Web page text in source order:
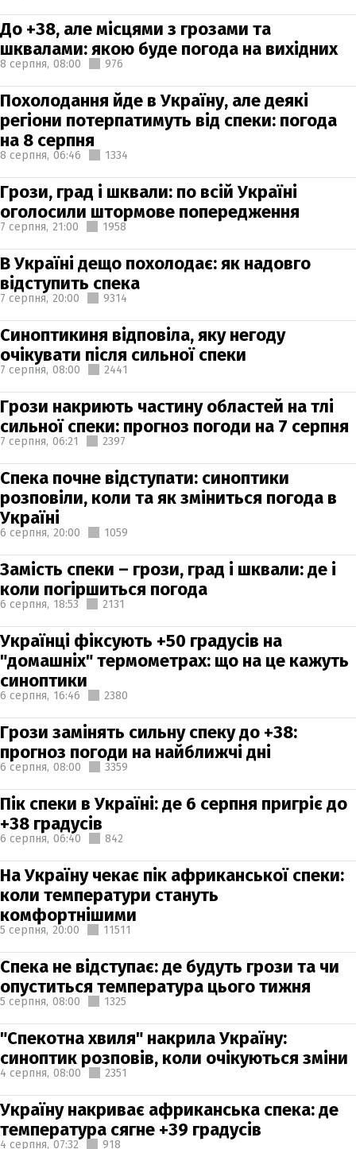
До +38, але місцями з грозами та
шквалами: якою буде погода на вихідних
8 серпня, 08:00 976
Похолодання йде в Україну, але деякі
регіони потерпатимуть від спеки: погода
на 8 серпня
8 серпня, 06:46 1334
Грози, град і шквали: по всій Україні
оголосили штормове попередження
7 серпня, 21:00 1958
В Україні дещо похолодає: як надовго
відступить спека
7 серпня, 20:00 9314
Синоптикиня відповіла, яку негоду
очікувати після сильної спеки
7 серпня, 08:00 2441
Грози накриють частину областей на тлі
сильної спеки: прогноз погоди на 7 серпня
7 серпня, 06:21 2397
Спека почне відступати: синоптики
розповіли, коли та як зміниться погода в
Україні
6 серпня, 20:00 1059
Замість спеки – грози, град і шквали: де і
коли погіршиться погода
6 серпня, 18:53 2131
Українці фіксують +50 градусів на
"домашніх" термометрах: що на це кажуть
синоптики
6 серпня, 16:46 2380
Грози замінять сильну спеку до +38:
прогноз погоди на найближчі дні
6 серпня, 08:00 3359
Пік спеки в Україні: де 6 серпня пригріє до
+38 градусів
6 серпня, 06:40 842
На Україну чекає пік африканської спеки:
коли температури стануть
комфортнішими
5 серпня, 20:00 11511
Спека не відступає: де будуть грози та чи
опуститься температура цього тижня
5 серпня, 08:00 1325
"Спекотна хвиля" накрила Україну:
синоптик розповів, коли очікуються зміни
4 серпня, 08:00 2351
Україну накриває африканська спека: де
температура сягне +39 градусів
4 серпня, 07:32 918